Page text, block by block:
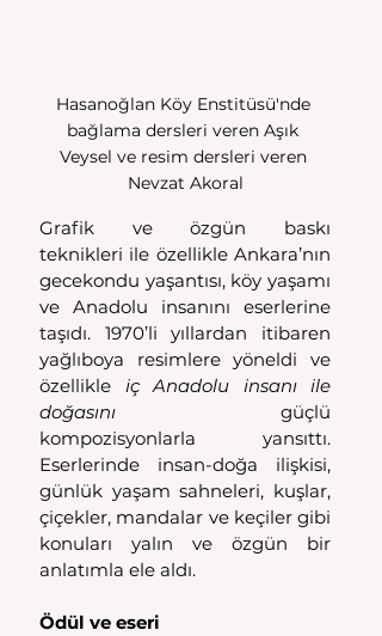
Hasanoğlan Köy Enstitüsü'nde
bağlama dersleri veren Aşık
Veysel ve resim dersleri veren
Nevzat Akoral
Grafik ve özgün baskı
teknikleri ile özellikle Ankara’nın
gecekondu yaşantısı, köy yaşamı
ve Anadolu insanını eserlerine
taşıdı. 1970’li yıllardan itibaren
yağlıboya resimlere yöneldi ve
özellikle iç Anadolu insanı ile
doğasını güçlü
kompozisyonlarla yansıttı.
Eserlerinde insan-doğa ilişkisi,
günlük yaşam sahneleri, kuşlar,
çiçekler, mandalar ve keçiler gibi
konuları yalın ve özgün bir
anlatımla ele aldı.
Ödül ve eseri